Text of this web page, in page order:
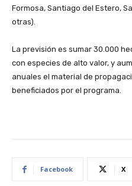
Formosa, Santiago del Estero,
otras).
La previsión es sumar 30.000
con especies de alto valor, y
anuales el material de
beneficiados por el programa.
Facebook X